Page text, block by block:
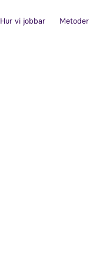
Hur vi jobbar Metoder